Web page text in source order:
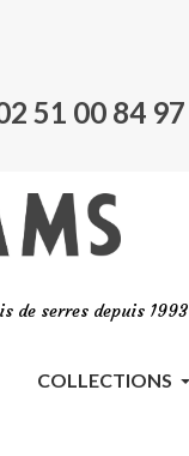
51 00 84 97
de serres depuis 1993
COLLECTIONS